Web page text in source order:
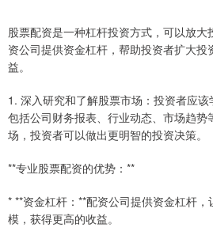
股票配资是一种杠杆投资方式，可以放
资公司提供资金杠杆，帮助投资者扩大投
益。
1. 深入研究和了解股票市场：投资者应该
包括公司财务报表、行业动态、市场趋
场，投资者可以做出更明智的投资决策。
**专业股票配资的优势：**
* **资金杠杆：**配资公司提供资金杠杆
模，获得更高的收益。